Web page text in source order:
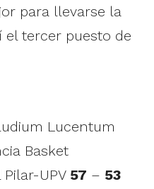
para llevarse la
el tercer puesto de
Lucentum
Basket
Pilar-UPV 57 – 53